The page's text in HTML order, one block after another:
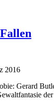
2016
Gerard